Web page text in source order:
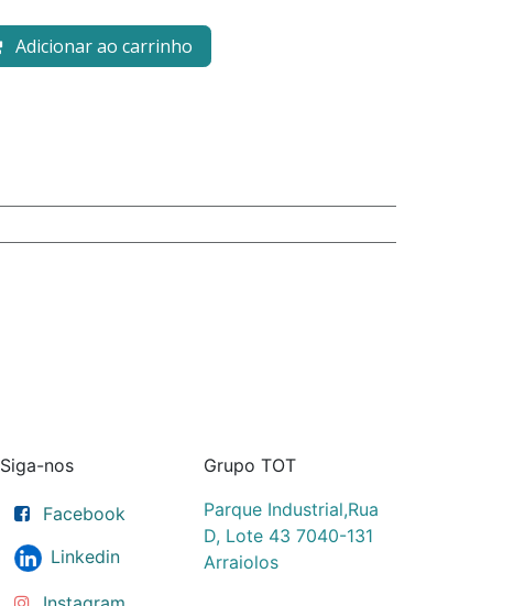
Adicionar ao carrinho
Grupo TOT
Parque Industrial,Rua
D, Lote 43 7040-131
Arraiolos
Siga-nos
Facebook
Linkedin